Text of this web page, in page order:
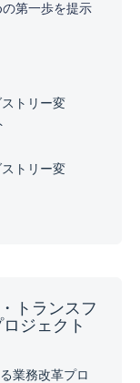
第一歩を提示
トリー変
トリー変
トランスフ
ジェクト
業務改革プロ